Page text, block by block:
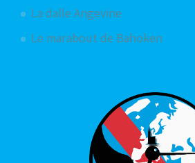
La dalle Angevine
Le marabout de Bahoken